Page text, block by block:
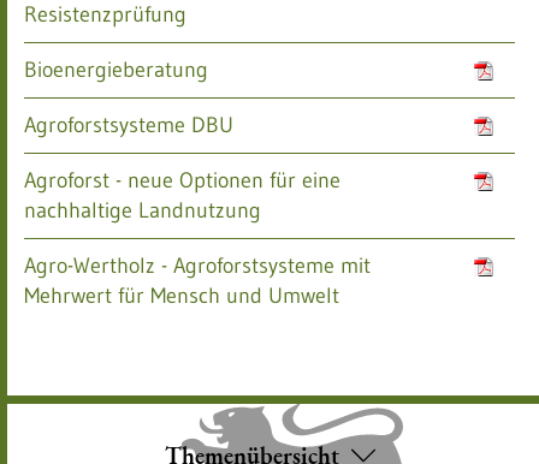
Resistenzprüfung
Bioenergieberatung
Agroforstsysteme DBU
Agroforst - neue Optionen für eine
nachhaltige Landnutzung
Agro-Wertholz - Agroforstsysteme mit
Mehrwert für Mensch und Umwelt
Themenübersicht